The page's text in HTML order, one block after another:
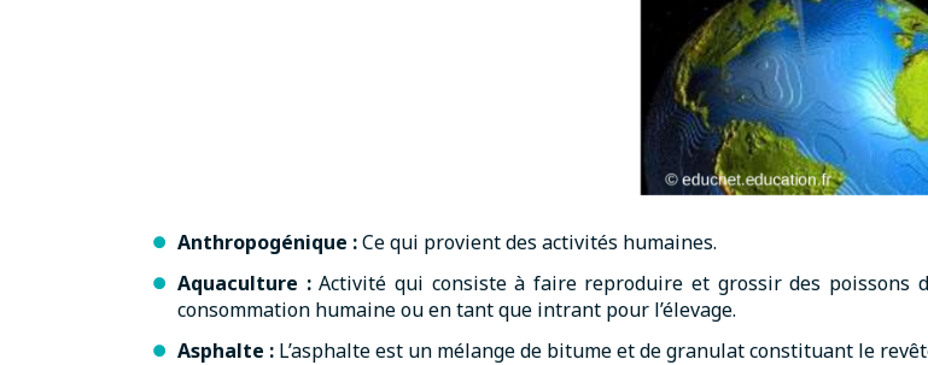
Anthropogénique :Ce qui provient des activités humaines.
Aquaculture :Activité qui consiste à faire reproduire et grossir des
consommation humaine ou en tant que intrant pour l’élevage.
Asphalte : L’asphalte est un mélange de bitume et de granulat constituant le